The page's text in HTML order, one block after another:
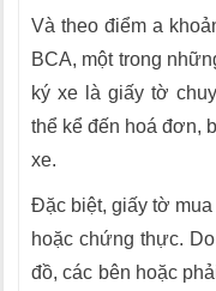
Và theo điểm a
BCA, một trong
ký xe là giấy tờ
thể kể đến hoá đơn,
xe.
Đặc biệt, giấy tờ
hoặc chứng thực.
đồ, các bên hoặc